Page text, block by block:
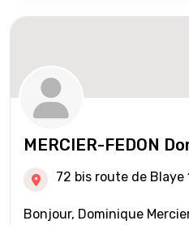
MERCIER-FEDON
72 bis route de Blaye
Bonjour, Dominique